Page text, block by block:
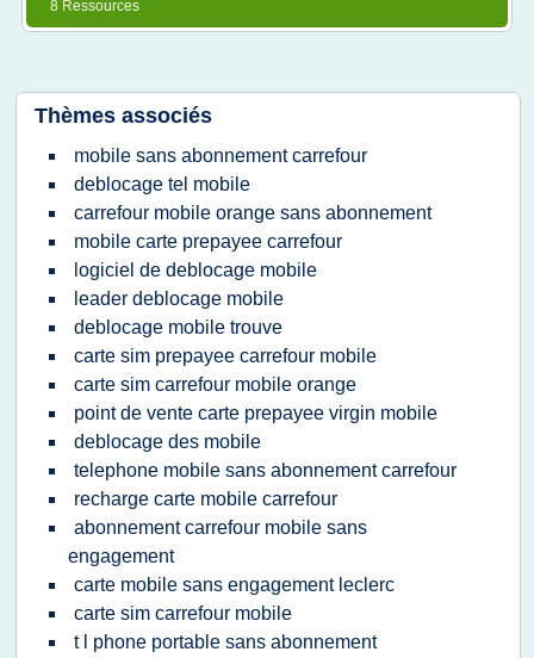
8 Ressources
Thèmes associés
mobile sans abonnement carrefour
deblocage tel mobile
carrefour mobile orange sans abonnement
mobile carte prepayee carrefour
logiciel de deblocage mobile
leader deblocage mobile
deblocage mobile trouve
carte sim prepayee carrefour mobile
carte sim carrefour mobile orange
point de vente carte prepayee virgin mobile
deblocage des mobile
telephone mobile sans abonnement carrefour
recharge carte mobile carrefour
abonnement carrefour mobile sans
engagement
carte mobile sans engagement leclerc
carte sim carrefour mobile
t l phone portable sans abonnement